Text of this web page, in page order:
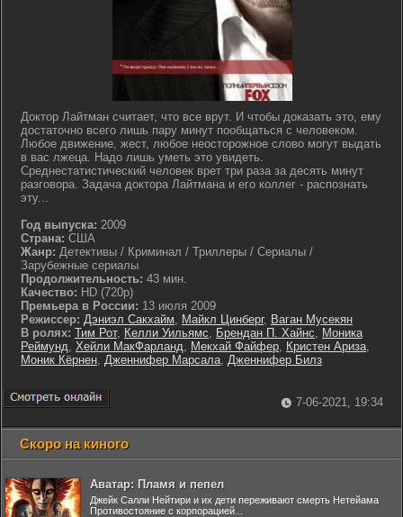
Доктор Лайтман считает, что все врут. И чтобы доказать это, ему
достаточно всего лишь пару минут пообщаться с человеком.
Любое движение, жест, любое неосторожное слово могут выдать
в вас лжеца. Надо лишь уметь это увидеть.
Среднестатистический человек врет три раза за десять минут
разговора. Задача доктора Лайтмана и его коллег - распознать
эту...
Год выпуска: 2009
Страна: США
Жанр: Детективы / Криминал / Триллеры / Сериалы /
Зарубежные сериалы
Продолжительность: 43 мин.
Качество: HD (720p)
Премьера в России: 13 июля 2009
Режиссер: Дэниэл Сакхайм, Майкл Цинберг, Ваган Мусекян
В ролях: Тим Рот, Келли Уильямс, Брендан П. Хайнс, Моника
Реймунд, Хейли МакФарланд, Мекхай Файфер, Кристен Ариза,
Моник Кёрнен, Дженнифер Марсала, Дженнифер Билз
7-06-2021, 19:34
Скоро на киного
Аватар: Пламя и пепел
Джейк Салли Нейтири и их дети переживают смерть Нетейама
Противостояние с корпорацией...